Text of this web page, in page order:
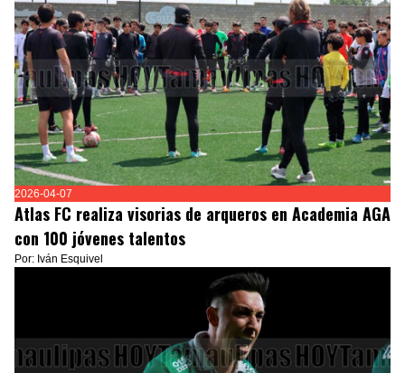
2026-04-07
Atlas FC realiza visorias de arqueros en Academia AGA
con 100 jóvenes talentos
Por: Iván Esquivel